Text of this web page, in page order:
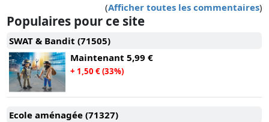
(Afficher toutes les commentaires)
Populaires pour ce site
SWAT & Bandit (71505)
Maintenant 5,99 €
+ 1,50 € (33%)
Ecole aménagée (71327)